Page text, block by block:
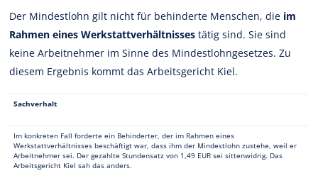
Der Mindestlohn gilt nicht für behinderte Menschen, die im
Rahmen eines Werkstattverhältnisses tätig sind. Sie sind
keine Arbeitnehmer im Sinne des Mindestlohngesetzes. Zu
diesem Ergebnis kommt das Arbeitsgericht Kiel.
Sachverhalt
Im konkreten Fall forderte ein Behinderter, der im Rahmen eines
Werkstattverhältnisses beschäftigt war, dass ihm der Mindestlohn zustehe, weil er
Arbeitnehmer sei. Der gezahlte Stundensatz von 1,49 EUR sei sittenwidrig. Das
Arbeitsgericht Kiel sah das anders.